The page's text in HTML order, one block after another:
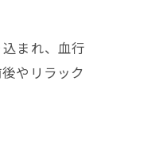
まれ、血行
やリラック